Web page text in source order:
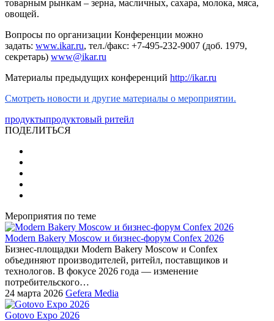
товарным рынкам – зерна, масличных, сахара, молока, мяса,
овощей.
Вопросы по организации Конференции можно
задать: www.ikar.ru, тел./факс: +7-495-232-9007 (доб. 1979,
секретарь) www@ikar.ru
Материалы предыдущих конференций http://ikar.ru
Смотреть новости и другие материалы о мероприятии.
продуктыпродуктовый ритейл
ПОДЕЛИТЬСЯ
Мероприятия по теме
Modern Bakery Moscow и бизнес-форум Confex 2026
Бизнес-площадки Modern Bakery Moscow и Confex
объединяют производителей, ритейл, поставщиков и
технологов. В фокусе 2026 года — изменение
потребительского…
24 марта 2026 Gefera Media
Gotovo Expo 2026